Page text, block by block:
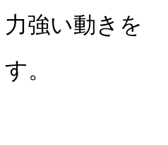
強い動きを
。